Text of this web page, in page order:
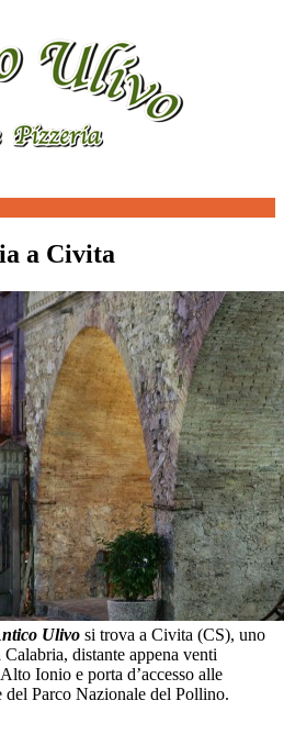
a Civita
Ulivo si trova a Civita (CS), uno
distante appena venti
Ionio e porta d’accesso alle
del Parco Nazionale del Pollino.